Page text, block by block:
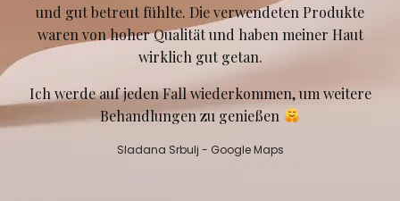
Sladana Srbulj - Google Maps
und gut betreut fühlte. Die verwendeten Produkte
waren von hoher Qualität und haben meiner Haut
wirklich gut getan.
Ich werde auf jeden Fall wiederkommen, um weitere
Behandlungen zu genießen